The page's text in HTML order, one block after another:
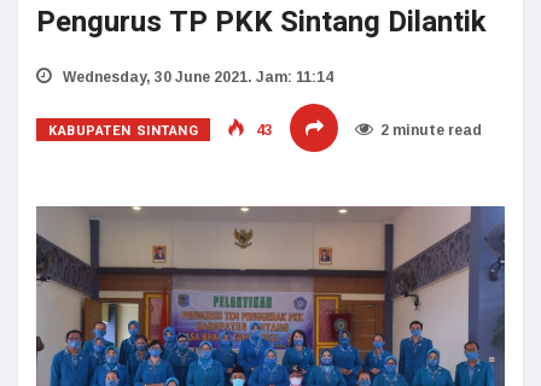
Pengurus TP PKK Sintang Dilantik
Wednesday, 30 June 2021. Jam: 11:14
KABUPATEN SINTANG 43 2 minute read